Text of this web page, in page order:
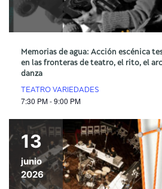
Memorias de agua: Acción escénica
en las fronteras de teatro, el rito, el
danza
TEATRO VARIEDADES
7:30 PM - 9:00 PM
13
junio
2026